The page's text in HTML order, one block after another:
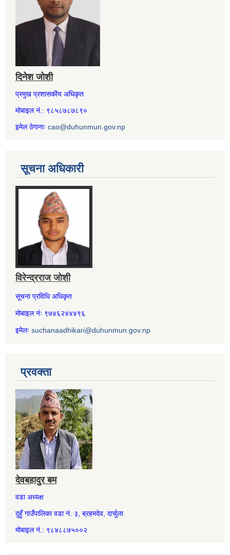
दिनेश जोशी
प्रमुख प्रशासकीय अधिकृत
मोबाइल नं.: ९८५८७८७८९०
इमेल ठेगानाः cao@duhunmun.gov.np
सूचना अधिकारी
विरेन्द्रराज जोशी
सूचना प्रविधि अधिकृत
मोबाइल नंः ९७४६२४४४९६
इमेलः suchanaadhikari@duhunmun.gov.np
प्रवक्ता
देवबहादुर बम
वडा अध्यक्ष
दुहुँ गाउँपालिका वडा नं. ३, ब्रहमदेव, दार्चुला
मोबाइल नं.: ९८४८८७५००२